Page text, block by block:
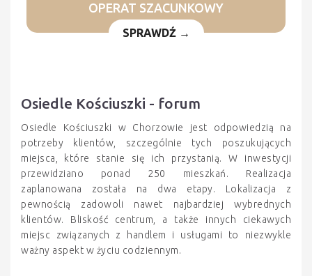
OPERAT SZACUNKOWY
SPRAWDŹ →
Osiedle Kościuszki - forum
Osiedle Kościuszki w Chorzowie jest odpowiedzią na
potrzeby klientów, szczególnie tych poszukujących
miejsca, które stanie się ich przystanią. W inwestycji
przewidziano ponad 250 mieszkań. Realizacja
zaplanowana została na dwa etapy. Lokalizacja z
pewnością zadowoli nawet najbardziej wybrednych
klientów. Bliskość centrum, a także innych ciekawych
miejsc związanych z handlem i usługami to niezwykle
ważny aspekt w życiu codziennym.